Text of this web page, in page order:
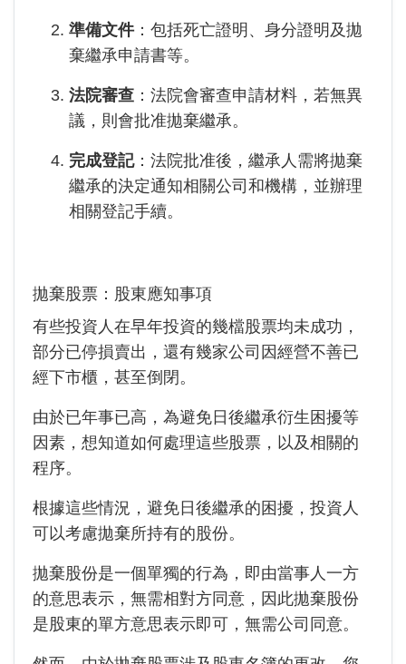
準備文件：包括死亡證明、身分證明及拋
棄繼承申請書等。
法院審查 ：法院會審查申請材料，若無異
議，則會批准拋棄繼承。
完成登記：法院批准後，繼承人需將拋棄
繼承的決定通知相關公司和機構，並辦理
相關登記手續。
拋棄股票：股東應知事項
有些投資人在早年投資的幾檔股票均未成功，
部分已停損賣出，還有幾家公司因經營不善已
經下市櫃，甚至倒閉。
由於已年事已高，為避免日後繼承衍生困擾等
因素，想知道如何處理這些股票，以及相關的
程序。
根據這些情況，避免日後繼承的困擾，投資人
可以考慮拋棄所持有的股份。
拋棄股份是一個單獨的行為，即由當事人一方
的意思表示，無需相對方同意，因此拋棄股份
是股東的單方意思表示即可，無需公司同意。